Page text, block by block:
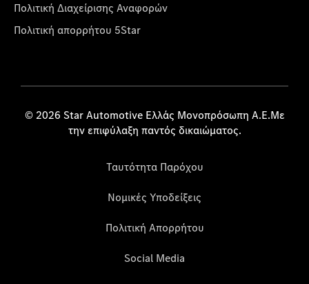
Πολιτική Διαχείρισης Αναφορών
Πολιτική απορρήτου 5Star
© 2026 Star Automotive Ελλάς Μονοπρόσωπη Α.Ε.Με
την επιφύλαξη παντός δικαιώματος.
Ταυτότητα Παρόχου
Νομικές Υποδείξεις
Πολιτική Απορρήτου
Social Media